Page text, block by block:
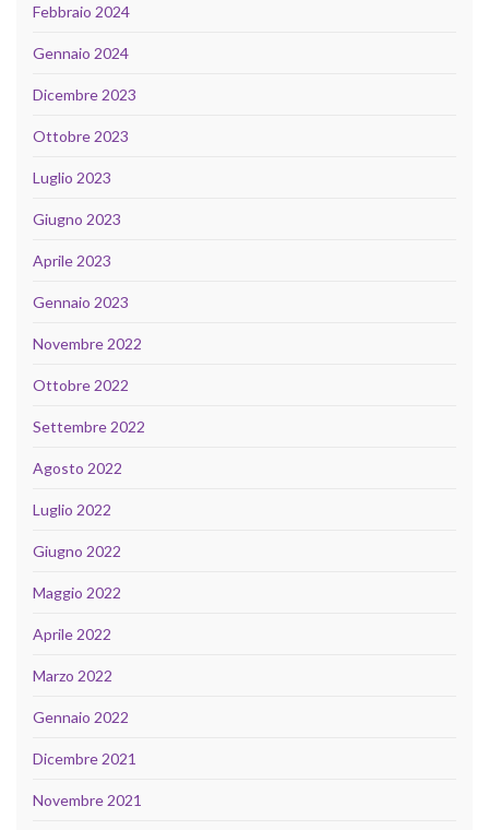
Febbraio 2024
Gennaio 2024
Dicembre 2023
Ottobre 2023
Luglio 2023
Giugno 2023
Aprile 2023
Gennaio 2023
Novembre 2022
Ottobre 2022
Settembre 2022
Agosto 2022
Luglio 2022
Giugno 2022
Maggio 2022
Aprile 2022
Marzo 2022
Gennaio 2022
Dicembre 2021
Novembre 2021